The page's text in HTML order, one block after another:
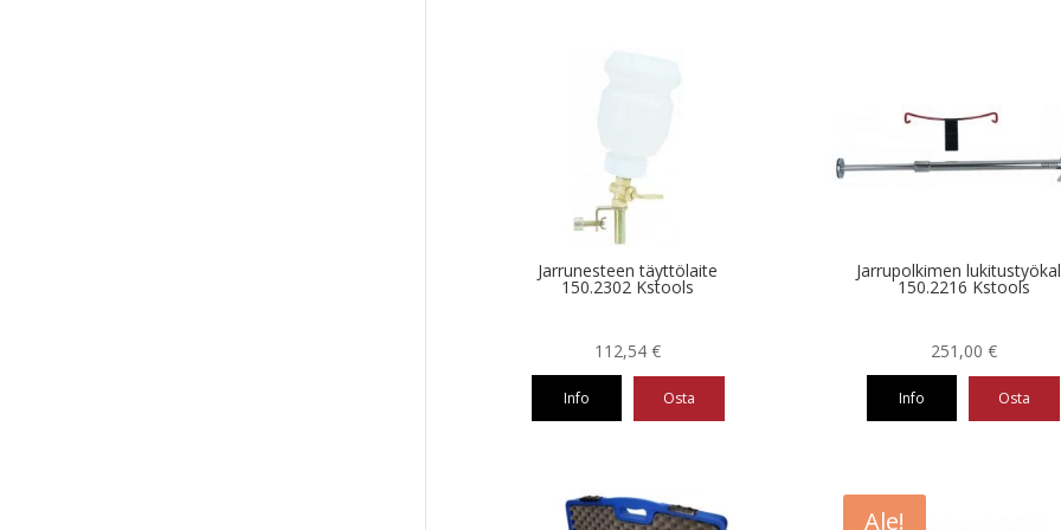
Jarrunesteen täyttölaite
150.2302 Kstools
112,54€
Info Osta
Jarrupolkimen
150.2216 Kstools
251,00 €
Info Osta
Ale!